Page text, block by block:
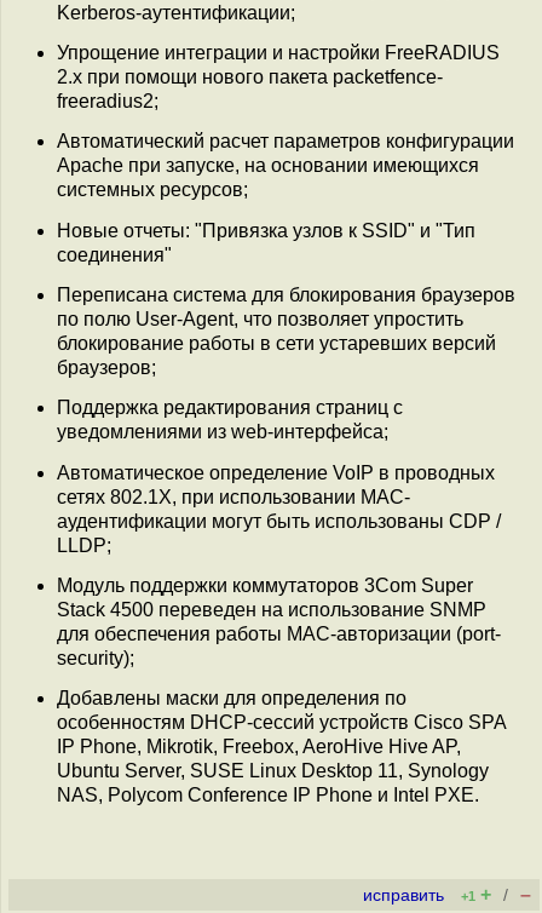
Kerberos-аутентификации;
Упрощение интеграции и настройки FreeRADIUS
2.x при помощи нового пакета packetfence-
freeradius2;
Автоматический расчет параметров конфигурации
Apache при запуске, на основании имеющихся
системных ресурсов;
Новые отчеты: "Привязка узлов к SSID" и "Тип
соединения"
Переписана система для блокирования браузеров
по полю User-Agent, что позволяет упростить
блокирование работы в сети устаревших версий
браузеров;
Поддержка редактирования страниц с
уведомлениями из web-интерфейса;
Автоматическое определение VoIP в проводных
сетях 802.1X, при использовании MAC-
аудентификации могут быть использованы CDP /
LLDP;
Модуль поддержки коммутаторов 3Com Super
Stack 4500 переведен на использование SNMP
для обеспечения работы MAC-авторизации (port-
security);
Добавлены маски для определения по
особенностям DHCP-сессий устройств Cisco SPA
IP Phone, Mikrotik, Freebox, AeroHive Hive AP,
Ubuntu Server, SUSE Linux Desktop 11, Synology
NAS, Polycom Conference IP Phone и Intel PXE.
исправить +1 + / –